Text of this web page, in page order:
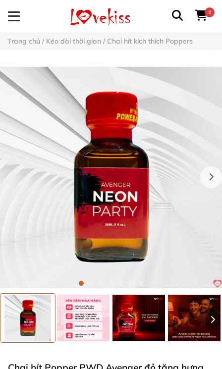
0
Trang chủ / Kéo dài thời gian / Chai hít kích thích Poppers